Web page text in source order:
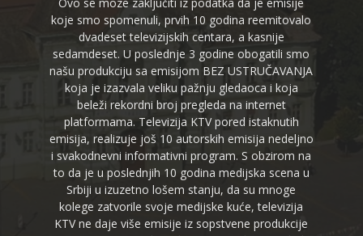
koje smo spomenuli, prvih 10 godina reemitovalo
dvadeset televizijskih centara, a kasnije
sedamdeset. U poslednje 3 godine obogatili smo
našu produkciju sa emisijom BEZ USTRUČAVANJA
koja je izazvala veliku pažnju gledaoca i koja
beleži rekordni broj pregleda na internet
platformama. Televizija KTV pored istaknutih
emisija, realizuje još 10 autorskih emisija nedeljno
i svakodnevni informativni program. S obzirom na
to da je u poslednjih 10 godina medijska scena u
Srbiji u izuzetno lošem stanju, da su mnoge
kolege zatvorile svoje medijske kuće, televizija
KTV ne daje više emisije iz sopstvene produkcije